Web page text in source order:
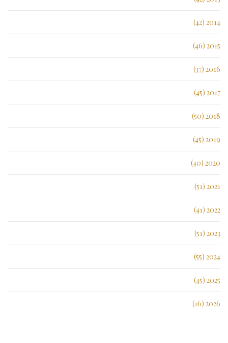
2014 (42)
2015 (46)
2016 (37)
2017 (45)
2018 (50)
2019 (45)
2020 (40)
2021 (51)
2022 (41)
2023 (51)
2024 (55)
2025 (45)
2026 (16)